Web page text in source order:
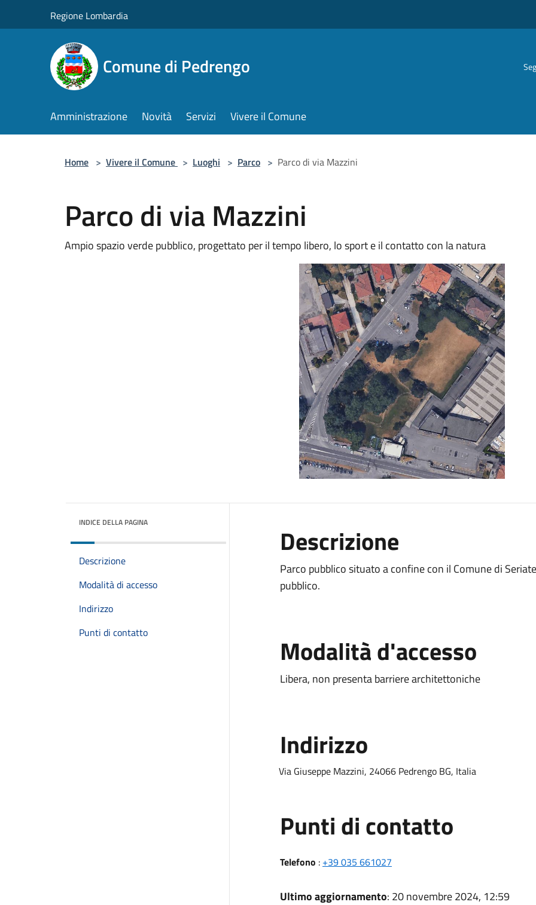
Regione Lombardia
Comune di Pedrengo
Amministrazione Novità Servizi Vivere il Comune
Home > Vivere il Comune > Luoghi > Parco > Parco di via Mazzini
Parco di via Mazzini
Ampio spazio verde pubblico, progettato per il tempo libero, lo sport e il contatto con la natura
INDICE DELLA PAGINA
Descrizione
Modalità di accesso
Indirizzo
Punti di contatto
Descrizione
Parco pubblico situato a confine con il Comune di
pubblico.
Modalità d'accesso
Libera, non presenta barriere architettoniche
Indirizzo
Via Giuseppe Mazzini, 24066 Pedrengo BG, Italia
Punti di contatto
Telefono : +39 035 661027
Ultimo aggiornamento: 20 novembre 2024, 12:59